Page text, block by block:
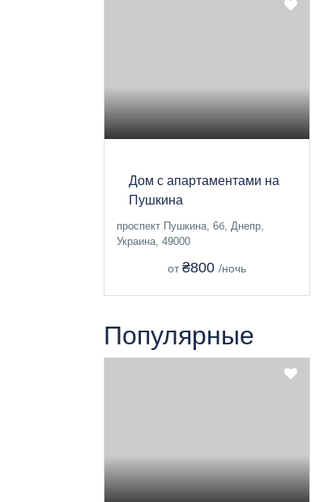
Дом с апартаментами на
Пушкина
проспект Пушкина, 6б, Днепр,
Украина, 49000
от ₴800 /ночь
Популярные